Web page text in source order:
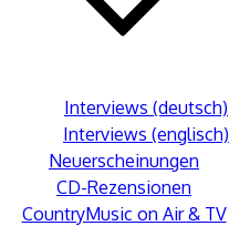
Interviews (deutsch)
Interviews (englisch)
Neuerscheinungen
CD-Rezensionen
CountryMusic on Air & TV